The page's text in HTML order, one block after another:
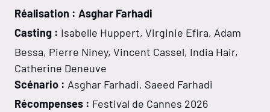
Réalisation : Asghar Farhadi
Casting : Isabelle Huppert, Virginie Efira, Adam
Bessa, Pierre Niney, Vincent Cassel, India Hair,
Catherine Deneuve
Scénario : Asghar Farhadi, Saeed Farhadi
Récompenses : Festival de Cannes 2026